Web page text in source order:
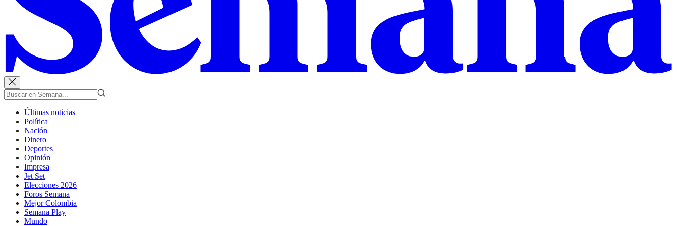
Últimas noticias
Política
Nación
Dinero
Deportes
Opinión
Impresa
Jet Set
Elecciones 2026
Foros Semana
Mejor Colombia
Semana Play
Mundo